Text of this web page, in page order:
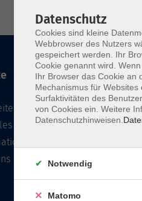
Datenschutz
Cookies sind kleine
Webbrowser des Nutzers
gespeichert werden. Ihr
Cookie genannt wird.
Ihr Browser das Cookie an
Mechanismus für
Surfaktivitäten des
von Cookies ein. Weitere
Datenschutzhinweisen.
Notwendig
Matomo